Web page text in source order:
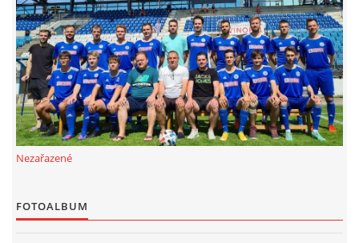
FKD, z.s.
Drnovice 704
68304 Drnovice
ičo 27005305
č.ú. 3227086359 / 0800
© 2026 eStránky.cz |RSS
Nezařazené
FOTOALBUM